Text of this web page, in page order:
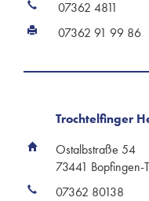
07362 4811
07362 91 99 86
Trochtelfinger
Ostalbstraße 54
73441 Bopfingen-
07362 80138